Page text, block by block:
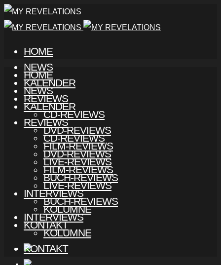
HOME
NEWS
KALENDER
REVIEWS
CD-REVIEWS
DVD-REVIEWS
FILM-REVIEWS
LIVE-REVIEWS
BUCH-REVIEWS
INTERVIEWS
KOLUMNE
KONTAKT
HOME
NEWS
KALENDER
REVIEWS
CD-REVIEWS
DVD-REVIEWS
FILM-REVIEWS
LIVE-REVIEWS
BUCH-REVIEWS
INTERVIEWS
KOLUMNE
KONTAKT